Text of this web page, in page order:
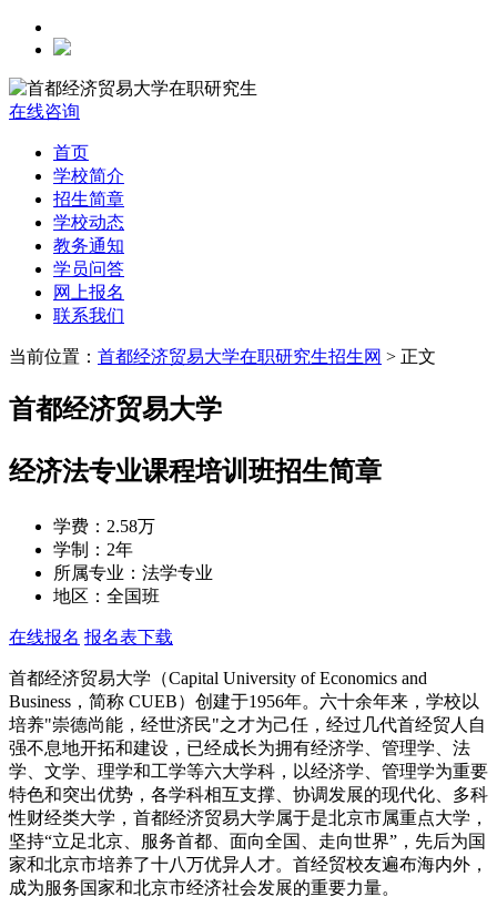
在线咨询
首页
学校简介
招生简章
学校动态
教务通知
学员问答
网上报名
联系我们
当前位置： 首都经济贸易大学在职研究生招生网 > 正文
首都经济贸易大学
经济法专业课程培训班招生简章
学费： 2.58万
学制： 2年
所属专业： 法学专业
地区： 全国班
在线报名 报名表下载
首都经济贸易大学（Capital University of Economics and
Business，简称 CUEB）创建于1956年。六十余年来，学校以
培养"崇德尚能，经世济民"之才为己任，经过几代首经贸人自
强不息地开拓和建设，已经成长为拥有经济学、管理学、法
学、文学、理学和工学等六大学科，以经济学、管理学为重要
特色和突出优势，各学科相互支撑、协调发展的现代化、多科
性财经类大学，首都经济贸易大学属于是北京市属重点大学，
坚持“立足北京、服务首都、面向全国、走向世界”，先后为国
家和北京市培养了十八万优异人才。首经贸校友遍布海内外，
成为服务国家和北京市经济社会发展的重要力量。